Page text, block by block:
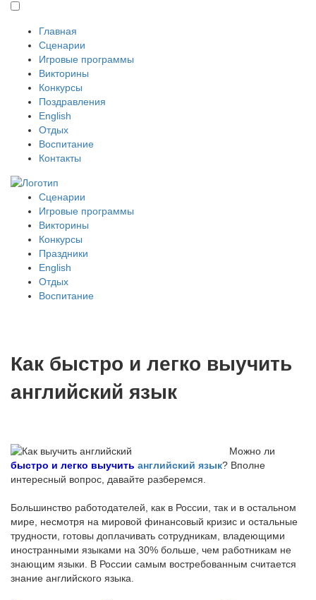
Главная
Сценарии
Игровые программы
Викторины
Конкурсы
Поздравления
English
Отдых
Воспитание
Контакты
Сценарии
Игровые программы
Викторины
Конкурсы
Праздники
English
Отдых
Воспитание
Как быстро и легко выучить
английский язык
Можно ли
быстро и легко выучить английский язык? Вполне
интересный вопрос, давайте разберемся.
Большинство работодателей, как в России, так и в остальном
мире, несмотря на мировой финансовый кризис и остальные
трудности, готовы доплачивать сотрудникам, владеющими
иностранными языками на 30% больше, чем работникам не
знающим языки. В России самым востребованным считается
знание английского языка.